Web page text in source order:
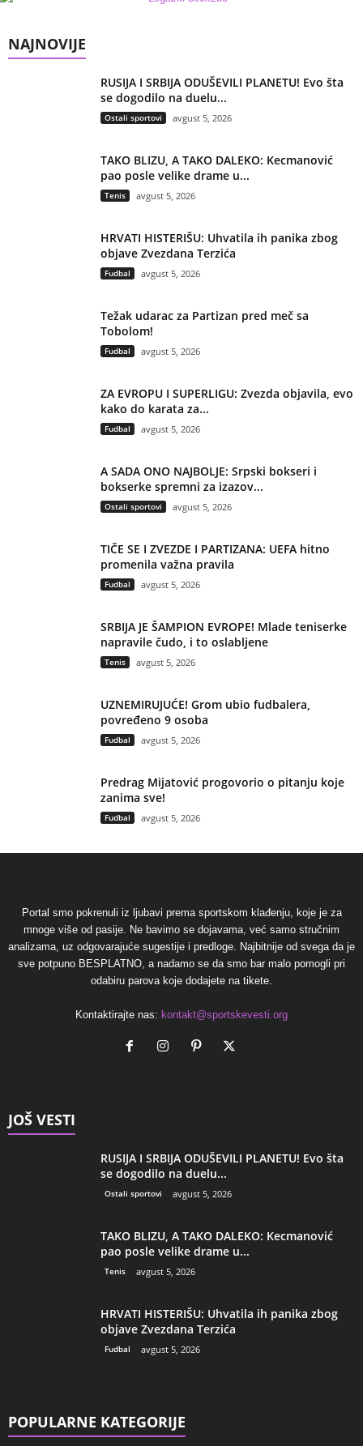
NAJNOVIJE
RUSIJA I SRBIJA ODUŠEVILI PLANETU! Evo šta
se dogodilo na duelu...
Ostali sportovi avgust 5, 2026
TAKO BLIZU, A TAKO DALEKO: Kecmanović
pao posle velike drame u...
Tenis avgust 5, 2026
HRVATI HISTERIŠU: Uhvatila ih panika zbog
objave Zvezdana Terzića
Fudbal avgust 5, 2026
Težak udarac za Partizan pred meč sa
Tobolom!
Fudbal avgust 5, 2026
ZA EVROPU I SUPERLIGU: Zvezda objavila, evo
kako do karata za...
Fudbal avgust 5, 2026
A SADA ONO NAJBOLJE: Srpski bokseri i
bokserke spremni za izazov...
Ostali sportovi avgust 5, 2026
TIČE SE I ZVEZDE I PARTIZANA: UEFA hitno
promenila važna pravila
Fudbal avgust 5, 2026
SRBIJA JE ŠAMPION EVROPE! Mlade teniserke
napravile čudo, i to oslabljene
Tenis avgust 5, 2026
UZNEMIRUJUĆE! Grom ubio fudbalera,
povređeno 9 osoba
Fudbal avgust 5, 2026
Predrag Mijatović progovorio o pitanju koje
zanima sve!
Fudbal avgust 5, 2026
Portal smo pokrenuli iz ljubavi prema sportskom klađenju, koje je za
mnoge više od pasije. Ne bavimo se dojavama, već samo stručnim
analizama, uz odgovarajuće sugestije i predloge. Najbitnije od svega da je
sve potpuno BESPLATNO, a nadamo se da smo bar malo pomogli pri
odabiru parova koje dodajete na tikete.
Kontaktirajte nas: kontakt@sportskevesti.org
JOŠ VESTI
RUSIJA I SRBIJA ODUŠEVILI PLANETU! Evo šta
se dogodilo na duelu...
Ostali sportovi avgust 5, 2026
TAKO BLIZU, A TAKO DALEKO: Kecmanović
pao posle velike drame u...
Tenis avgust 5, 2026
HRVATI HISTERIŠU: Uhvatila ih panika zbog
objave Zvezdana Terzića
Fudbal avgust 5, 2026
POPULARNE KATEGORIJE